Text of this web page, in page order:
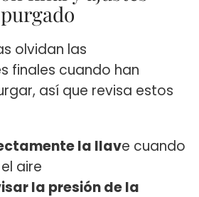
olvidan las
finales cuando han
así que revisa estos
la llave cuando
aire
la presión de la